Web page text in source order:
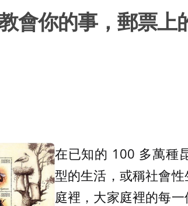
會你的事，郵票上
在已知的 100 多萬種
型的生活，或稱社會
庭裡，大家庭裡的每